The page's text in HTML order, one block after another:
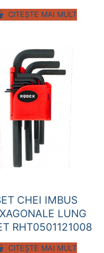
CITEȘTE MAI MULT
CHEI IMBUS
LUNG
RHT0501121008
CITEȘTE MAI MULT